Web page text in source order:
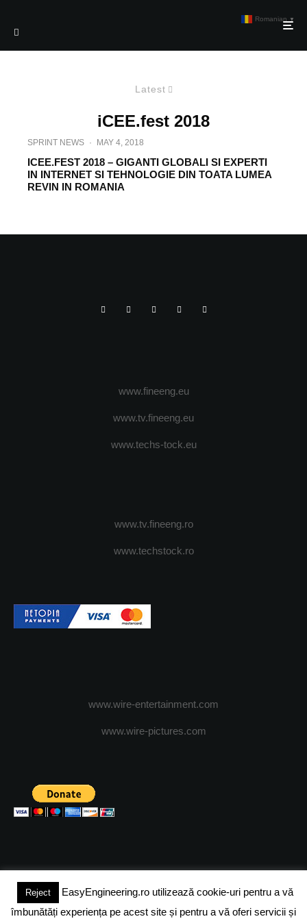
Latest
iCEE.fest 2018
SPRINT NEWS · MAY 4, 2018
ICEE.FEST 2018 – GIGANTI GLOBALI SI EXPERTI
IN INTERNET SI TEHNOLOGIE DIN TOATA LUMEA
REVIN IN ROMANIA
www.fineeng.eu
www.tv.fineeng.eu
www.techs-tock.eu
www.tv.fineeng.ro
www.techstock.ro
www.wire-entertainment.com
www.wire-pictures.com
(c) 2024 - FineEngineeringMagazine. All rights reserved.
Reject
EasyEngineering.ro utilizează cookie-uri pentru a vă
îmbunătăți experiența pe acest site și pentru a vă oferi servicii și
Romanian ▼